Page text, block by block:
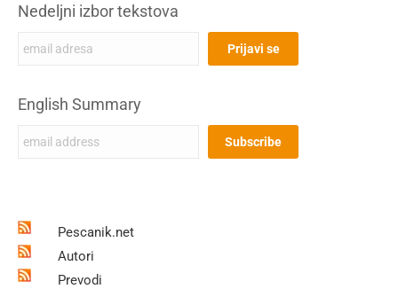
Nedeljni izbor tekstova
English Summary
Pescanik.net
Autori
Prevodi